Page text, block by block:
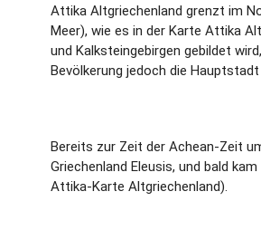
Attika Altgriechenland grenzt im
Meer), wie es in der Karte Attika
und Kalksteingebirgen gebildet
Bevölkerung jedoch die
Bereits zur Zeit der Achean-Zeit
Griechenland Eleusis, und bald
Attika-Karte Altgriechenland).